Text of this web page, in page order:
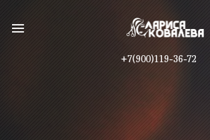
+7(900)119-36-72